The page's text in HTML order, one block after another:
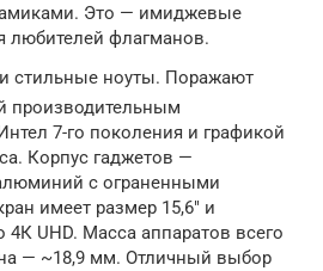
Это — имиджевые
любителей флагманов.
стильные ноуты. Поражают
производительным
7-го поколения и графикой
Корпус гаджетов —
с ограненными
имеет размер 15,6″ и
4К UHD. Масса аппаратов всего
— ~18,9 мм. Отличный выбор